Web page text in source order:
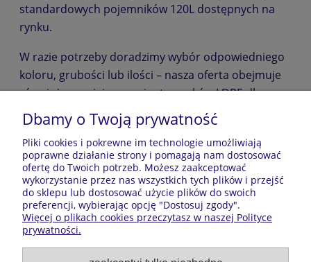
standardowych pojemników 120L dostępnych na
rynku.
W razie potrzeby doradzimy wybór odpowiedniego
koloru, grubości lub ilości – nasza oferta obejmuje
również mocniejsze warianty worków LDPE dla
najbardziej wymagających warunków.
Pomoc
Moje konto
Płatności i dostawa
Informacje
Dbamy o Twoją prywatność
Pliki cookies i pokrewne im technologie umożliwiają
poprawne działanie strony i pomagają nam dostosować
ofertę do Twoich potrzeb. Możesz zaakceptować
wykorzystanie przez nas wszystkich tych plików i przejść
do sklepu lub dostosować użycie plików do swoich
preferencji, wybierając opcję "Dostosuj zgody".
Więcej o plikach cookies przeczytasz w naszej Polityce
prywatności.